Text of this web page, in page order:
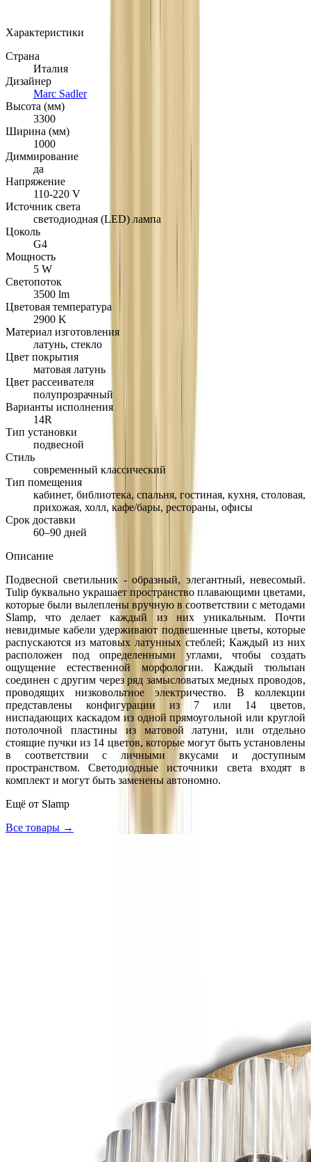
Характеристики
Страна
Италия
Дизайнер
Marc Sadler
Высота (мм)
3300
Ширина (мм)
1000
Диммирование
да
Напряжение
110-220 V
Источник света
светодиодная (LED) лампа
Цоколь
G4
Мощность
5 W
Светопоток
3500 lm
Цветовая температура
2900 K
Материал изготовления
латунь, стекло
Цвет покрытия
матовая латунь
Цвет рассеивателя
полупрозрачный
Варианты исполнения
14R
Тип установки
подвесной
Стиль
современный классический
Тип помещения
кабинет, библиотека, спальня, гостиная, кухня, столовая,
прихожая, холл, кафе/бары, рестораны, офисы
Срок доставки
60–90 дней
Описание
Подвесной светильник - образный, элегантный, невесомый.
Tulip буквально украшает пространство плавающими цветами,
которые были вылеплены вручную в соответствии с методами
Slamp, что делает каждый из них уникальным. Почти
невидимые кабели удерживают подвешенные цветы, которые
распускаются из матовых латунных стеблей; Каждый из них
расположен под определенными углами, чтобы создать
ощущение естественной морфологии. Каждый тюльпан
соединен с другим через ряд замысловатых медных проводов,
проводящих низковольтное электричество. В коллекции
представлены конфигурации из 7 или 14 цветов,
ниспадающих каскадом из одной прямоугольной или круглой
потолочной пластины из матовой латуни, или отдельно
стоящие пучки из 14 цветов, которые могут быть установлены
в соответствии с личными вкусами и доступным
пространством. Светодиодные источники света входят в
комплект и могут быть заменены автономно.
Ещё от Slamp
Все товары →